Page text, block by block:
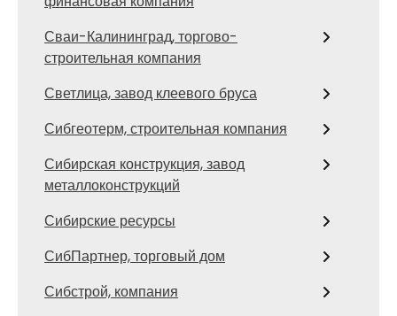
Сваи-Калининград, торгово-
строительная компания
Светлица, завод клеевого бруса
Сибгеотерм, строительная компания
Сибирская конструкция, завод
металлоконструкций
Сибирские ресурсы
СибПартнер, торговый дом
Сибстрой, компания